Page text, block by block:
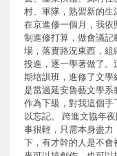
村、軍隊，熟習新的
在京進修一個月，我
制進修打算，做會議
場，落實路況東西，
投進，逐一學著做了
期培訓班，進修了文
是當過延安魯藝文學
作為下級，對我這個
以忘記。 跨進文協年
事很輕，只需本身盡
下，有才幹的人是不會